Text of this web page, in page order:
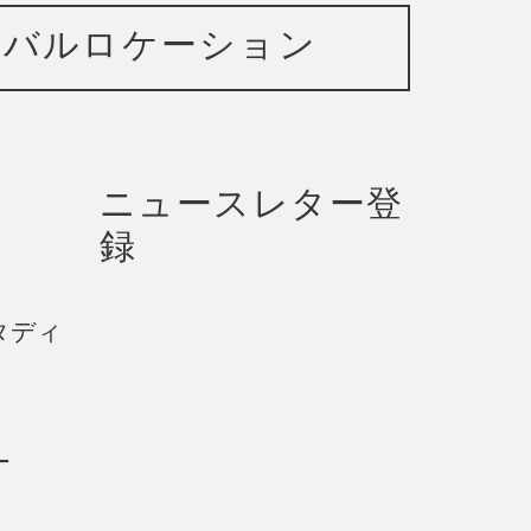
ルロケーション
ィ
ニュースレター登
録